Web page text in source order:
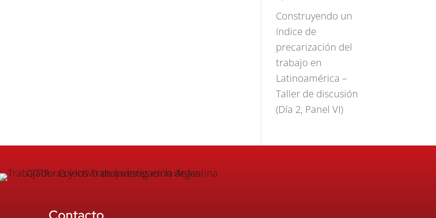
Construyendo un
índice de
precarización del
trabajo en
Latinoamérica –
Taller de discusión
(Día 2, Panel VI)